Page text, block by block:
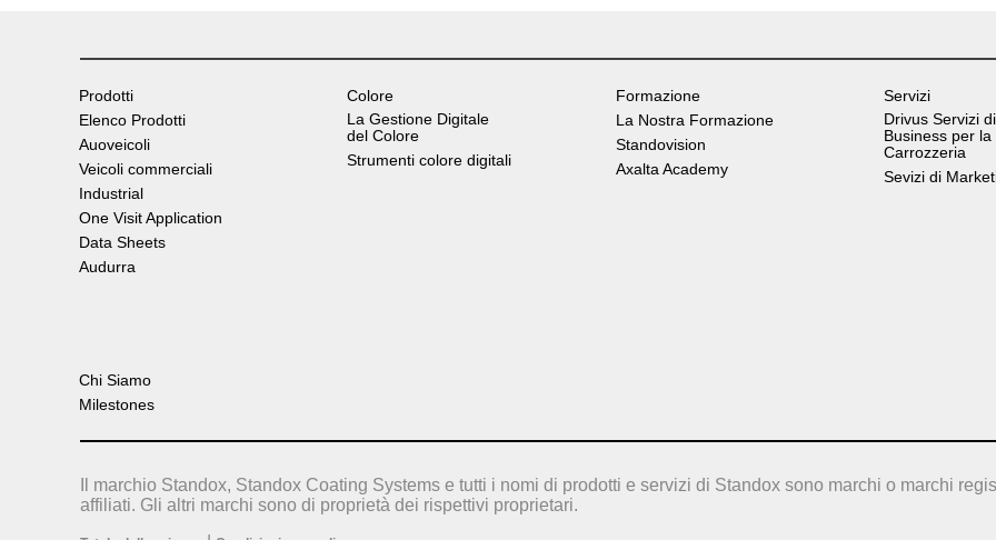
Prodotti
Elenco Prodotti
Auoveicoli
Veicoli commerciali
Industrial
One Visit Application
Data Sheets
Audurra
Colore
La Gestione Digitale
del Colore
Strumenti colore digitali
Formazione
La Nostra Formazione
Standovision
Axalta Academy
Servizi
Drivus Servizi di
Business per la
Carrozzeria
Sevizi di
Chi Siamo
Milestones
Il marchio Standox, Standox Coating Systems e tutti i nomi di prodotti e servizi di Standox sono marchi o marchi
affiliati. Gli altri marchi sono di proprietà dei rispettivi proprietari.